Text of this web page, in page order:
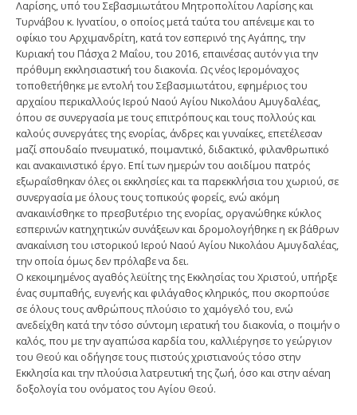
Λαρίσης, υπό του Σεβασμιωτάτου Μητροπολίτου Λαρίσης και
Τυρνάβου κ. Ιγνατίου, ο οποίος μετά ταύτα του απένειμε και το
οφίκιο του Αρχιμανδρίτη, κατά τον εσπερινό της Αγάπης, την
Κυριακή του Πάσχα 2 Μαΐου, του 2016, επαινέσας αυτόν για την
πρόθυμη εκκλησιαστική του διακονία. Ως νέος Ιερομόναχος
τοποθετήθηκε με εντολή του Σεβασμιωτάτου, εφημέριος του
αρχαίου περικαλλούς Ιερού Ναού Αγίου Νικολάου Αμυγδαλέας,
όπου σε συνεργασία με τους επιτρόπους και τους πολλούς και
καλούς συνεργάτες της ενορίας, άνδρες και γυναίκες, επετέλεσαν
μαζί σπουδαίο πνευματικό, ποιμαντικό, διδακτικό, φιλανθρωπικό
και ανακαινιστικό έργο. Επί των ημερών του αοιδίμου πατρός
εξωραΐσθηκαν όλες οι εκκλησίες και τα παρεκκλήσια του χωριού, σε
συνεργασία με όλους τους τοπικούς φορείς, ενώ ακόμη
ανακαινίσθηκε το πρεσβυτέριο της ενορίας, οργανώθηκε κύκλος
εσπερινών κατηχητικών συνάξεων και δρομολογήθηκε η εκ βάθρων
ανακαίνιση του ιστορικού Ιερού Ναού Αγίου Νικολάου Αμυγδαλέας,
την οποία όμως δεν πρόλαβε να δει.
Ο κεκοιμημένος αγαθός λεϋίτης της Εκκλησίας του Χριστού, υπήρξε
ένας συμπαθής, ευγενής και φιλάγαθος κληρικός, που σκορπούσε
σε όλους τους ανθρώπους πλούσιο το χαμόγελό του, ενώ
ανεδείχθη κατά την τόσο σύντομη ιερατική του διακονία, ο ποιμήν ο
καλός, που με την αγαπώσα καρδία του, καλλιέργησε το γεώργιον
του Θεού και οδήγησε τους πιστούς χριστιανούς τόσο στην
Εκκλησία και την πλούσια λατρευτική της ζωή, όσο και στην αέναη
δοξολογία του ονόματος του Αγίου Θεού.